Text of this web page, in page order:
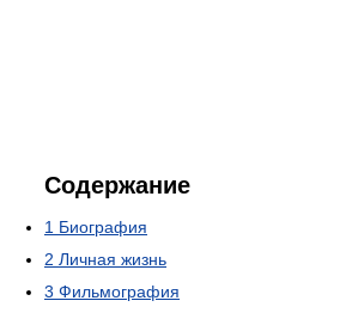
Содержание
1 Биография
2 Личная жизнь
3 Фильмография